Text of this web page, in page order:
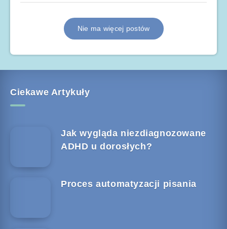
Nie ma więcej postów
Ciekawe Artykuły
Jak wygląda niezdiagnozowane
ADHD u dorosłych?
Proces automatyzacji pisania